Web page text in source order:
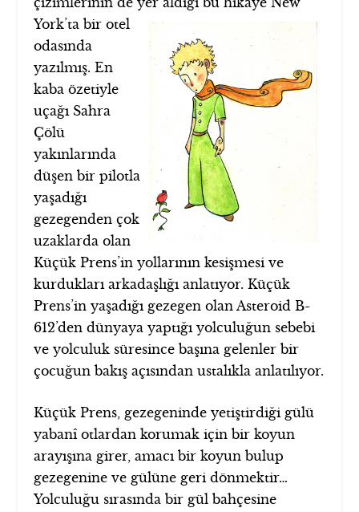
York’ta bir otel
odasında
yazılmış. En
kaba özetiyle
uçağı Sahra
Çölü
yakınlarında
düşen bir pilotla
yaşadığı
gezegenden çok
uzaklarda olan
Küçük Prens’in yollarının kesişmesi ve
kurdukları arkadaşlığı anlatıyor. Küçük
Prens’in yaşadığı gezegen olan Asteroid B-
612’den dünyaya yaptığı yolculuğun sebebi
ve yolculuk süresince başına gelenler bir
çocuğun bakış açısından ustalıkla anlatılıyor.
Küçük Prens, gezegeninde yetiştirdiği gülü
yabanî otlardan korumak için bir koyun
arayışına girer, amacı bir koyun bulup
gezegenine ve gülüne geri dönmektir…
Yolculuğu sırasında bir gül bahçesine